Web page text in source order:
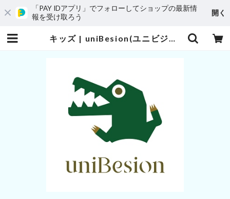
「PAY IDアプリ」でフォローしてショップの最新情
報を受け取ろう
開く
キッズ | uniBesion(ユニビジョン)